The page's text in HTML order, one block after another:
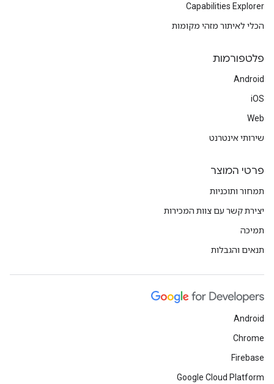
Capabilities Explorer
הכלי לאיתור מזהי מקומות
פלטפורמות
Android
iOS
Web
שירותי אינטרנט
פרטי המוצר
תמחור ותוכניות
יצירת קשר עם צוות המכירות
תמיכה
תנאים והגבלות
Android
Chrome
Firebase
Google Cloud Platform